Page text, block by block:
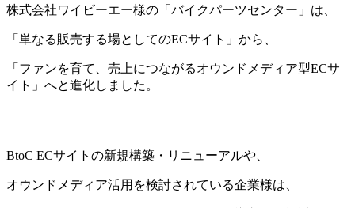
株式会社ワイビーエー様の「バイクパーツセンター」は、
「単なる販売する場としてのECサイト」から、
「ファンを育て、売上につながるオウンドメディア型ECサ
イト」へと進化しました。
BtoC ECサイトの新規構築・リニューアルや、
オウンドメディア活用を検討されている企業様は、